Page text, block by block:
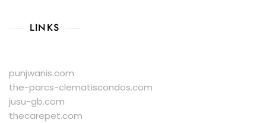
LINKS
punjwanis.com
the-parcs-clematiscondos.com
jusu-gb.com
thecarepet.com